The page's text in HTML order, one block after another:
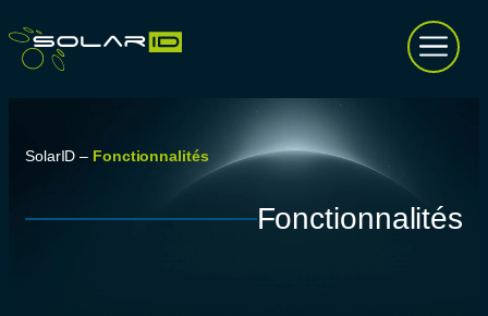
au
contenu
SolarID – Fonctionnalités
Fonctionnalités